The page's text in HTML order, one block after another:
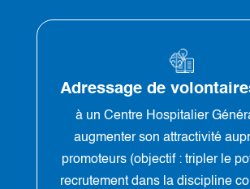
Adressage de
à un Centre Hospitalier
augmenter son attractivité
promoteurs (objectif : tripler le
recrutement dans la discipline